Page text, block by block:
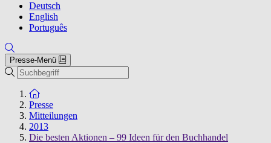
Deutsch
English
Português
Presse-Menü
Suche
Zur Startseite
Presse
Mitteilungen
2013
Die besten Aktionen – 99 Ideen für den Buchhandel